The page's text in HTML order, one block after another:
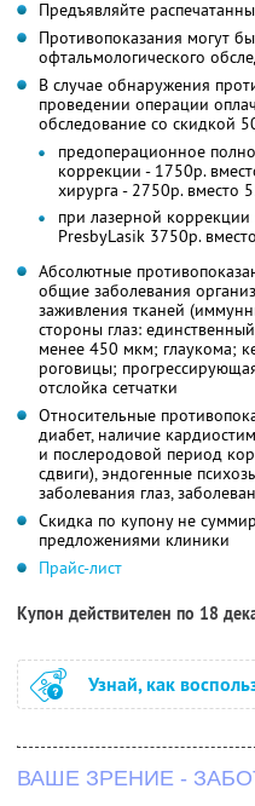
Предъявляйте
Противопоказания могут
офтальмологического
В случае обнаружения
проведении операции
обследование со скидкой
предоперационное
коррекции - 1750р.
хирурга - 2750р. вместо
при лазерной
PresbyLasik 3750р.
Абсолютные
общие заболевания
заживления тканей
стороны глаз:
менее 450 мкм; глаукома;
роговицы;
отслойка сетчатки
Относительные
диабет, наличие
и послеродовой период
сдвиги), эндогенные
заболевания глаз,
Скидка по купону не
предложениями клиники
Прайс-лист
Купон действителен по 18
Узнай, как
ВАШЕ ЗРЕНИЕ -